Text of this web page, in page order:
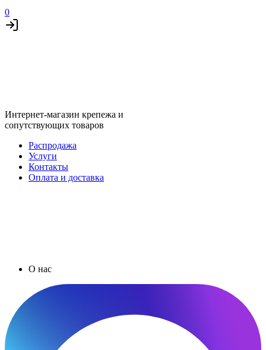
0
Интернет-магазин крепежа и
сопутствующих товаров
Распродажа
Услуги
Контакты
Оплата и доставка
О нас